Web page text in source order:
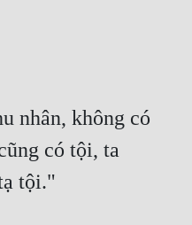
nhân, không có
có tội, ta
tội."